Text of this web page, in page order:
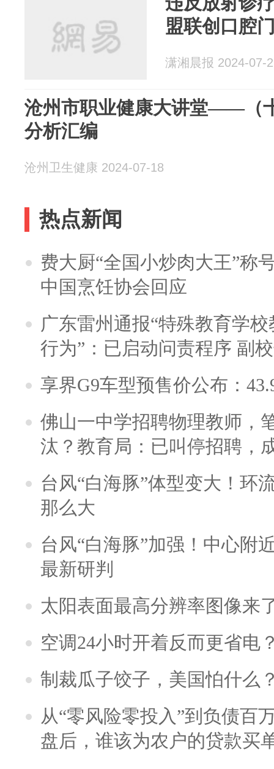
盟联创口腔
潇湘晨报 2024-07-
沧州市职业健康大讲堂——（
分析汇编
沧州卫生健康 2024-07-18
热点新闻
费大厨“全国小炒肉大王”称
中国烹饪协会回应
广东雷州通报“特殊教育学
行为”：已启动问责程序 副
享界G9车型预售价公布：
佛山一中学招聘物理教师，
汰？教育局：已叫停招聘，
台风“白海豚”体型变大！环
那么大
台风“白海豚”加强！中心附
最新研判
太阳表面最高分辨率图像来
空调24小时开着反而更省电
制裁瓜子饺子，美国怕什么
从“零风险零投入”到负债百
盘后，谁该为农户的贷款买